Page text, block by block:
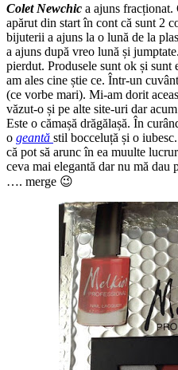
Colet Newchic a ajuns fracționat.
apărut din start în cont că sunt 2
bijuterii a ajuns la o lună de la
a ajuns după vreo lună și
pierdut. Produsele sunt ok și sunt
am ales cine știe ce. Într-un
(ce vorbe mari). Mi-am dorit
văzut-o și pe alte site-uri dar
Este o cămașă drăgălașă. În
o geantă stil bocceluță și o
că pot să arunc în ea muulte
ceva mai elegantă dar nu mă dau
…. merge 😉